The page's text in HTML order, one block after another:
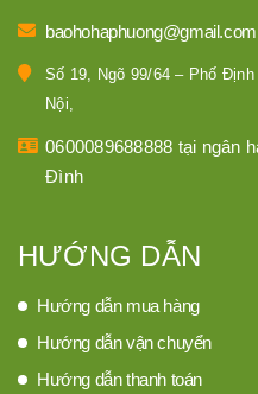
baohohaphuong@gmail.com
Số 19, Ngõ 99/64 – Phố
Nội,
0600089688888 tại ngân
Đình
HƯỚNG DẪN
Hướng dẫn mua hàng
Hướng dẫn vận chuyển
Hướng dẫn thanh toán